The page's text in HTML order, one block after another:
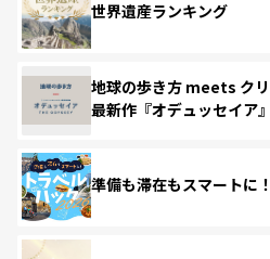
世界遺産ランキング
地球の歩き方 meets ク
最新作『オデュッセイア』
準備も滞在もスマート